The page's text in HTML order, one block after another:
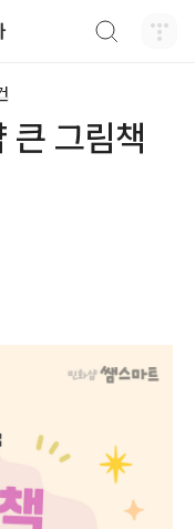
큰 그림책